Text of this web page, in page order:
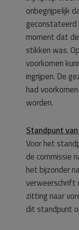
onbegrijpelijk
moment dat
stikken was.
voorkomen
ingrijpen. De
had
worden.
Standpunt
Voor het
de commissie
het bijzonder
verweerschrift
zitting naar
dit standpunt